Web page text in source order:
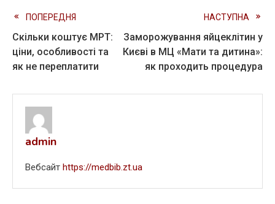
Read
more
articles
ПОПЕРЕДНЯ
Скільки коштує МРТ:
ціни, особливості та
як не переплатити
НАСТУПНА
Заморожування яйцеклітин у
Києві в МЦ «Мати та дитина»:
як проходить процедура
admin
Вебсайт https://medbib.zt.ua